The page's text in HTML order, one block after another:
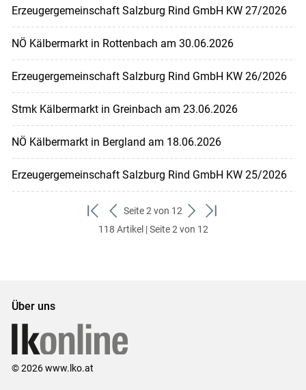
Erzeugergemeinschaft Salzburg Rind GmbH KW 27/2026
NÖ Kälbermarkt in Rottenbach am 30.06.2026
Erzeugergemeinschaft Salzburg Rind GmbH KW 26/2026
Stmk Kälbermarkt in Greinbach am 23.06.2026
NÖ Kälbermarkt in Bergland am 18.06.2026
Erzeugergemeinschaft Salzburg Rind GmbH KW 25/2026
zum
ersten
zurück
zum
Seite 2 von 12
weiter
zum
zum
118 Artikel | Seite 2 von 12
Über uns
© 2026 www.lko.at